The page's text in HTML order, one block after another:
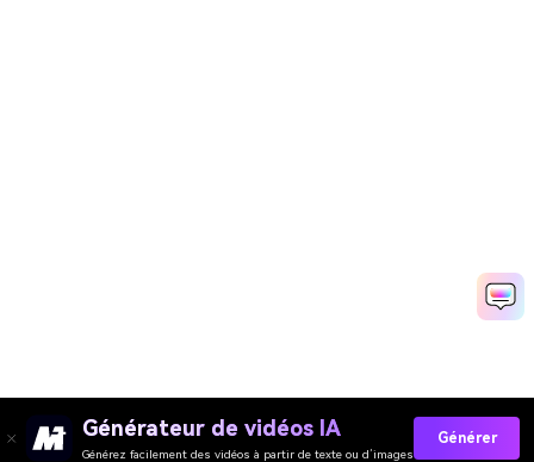
Générateur de vidéos IA
Générez facilement des vidéos à partir de texte ou d’images
Générer